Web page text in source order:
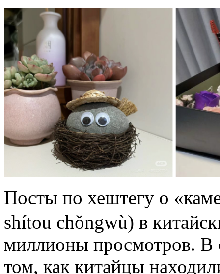
Посты по хештегу о
shítou chǒngwù) в
миллионы просмотров. В
том, как китайцы